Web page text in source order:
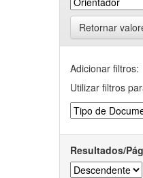
Retornar
Adicionar filtros:
Utilizar filtros
Resultados/